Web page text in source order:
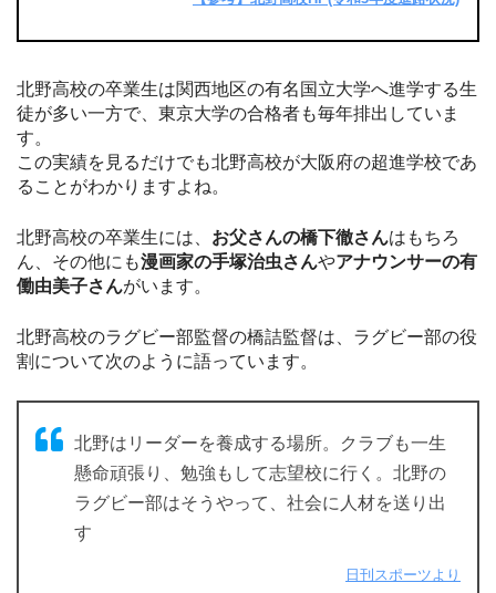
北野高校の卒業生は関西地区の有名国立大学へ進学する生
徒が多い一方で、東京大学の合格者も毎年排出していま
す。
この実績を見るだけでも北野高校が大阪府の超進学校であ
ることがわかりますよね。
北野高校の卒業生には、 お父さんの橋下徹さんはもちろ
ん、その他にも漫画家の手塚治虫さんやアナウンサーの有
働由美子さんがいます。
北野高校のラグビー部監督の橋詰監督は、ラグビー部の役
割について次のように語っています。
北野はリーダーを養成する場所。クラブも一生
懸命頑張り、勉強もして志望校に行く。北野の
ラグビー部はそうやって、社会に人材を送り出
す
日刊スポーツより